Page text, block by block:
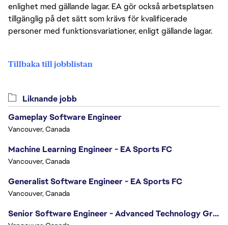
enlighet med gällande lagar. EA gör också arbetsplatsen
tillgänglig på det sätt som krävs för kvalificerade
personer med funktionsvariationer, enligt gällande lagar.
Tillbaka till jobblistan
Liknande jobb
Gameplay Software Engineer
Vancouver, Canada
Machine Learning Engineer - EA Sports FC
Vancouver, Canada
Generalist Software Engineer - EA Sports FC
Vancouver, Canada
Senior Software Engineer - Advanced Technology Group